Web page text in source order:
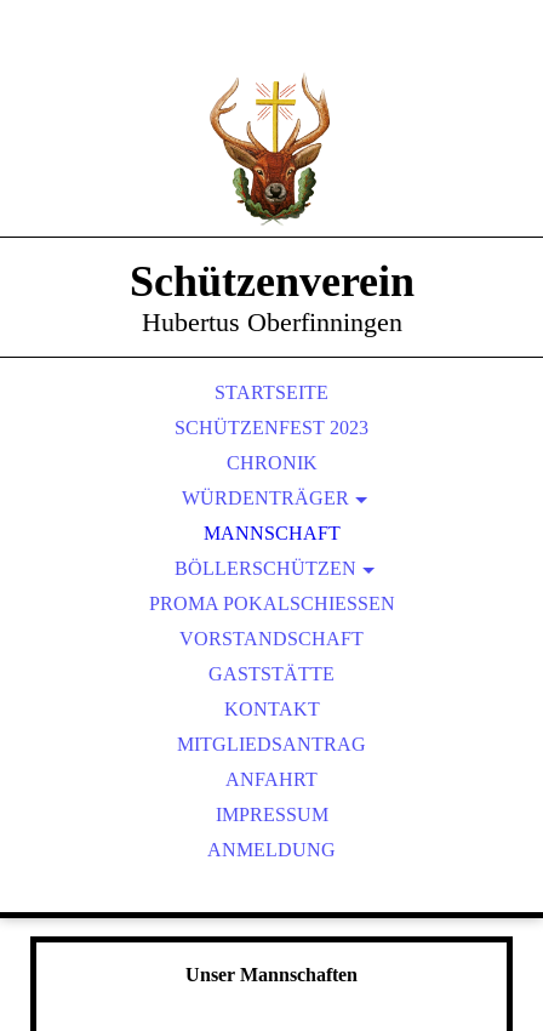
Schützenverein
Hubertus Oberfinningen
STARTSEITE
SCHÜTZENFEST 2023
CHRONIK
WÜRDENTRÄGER
SCHÜTZENKÖNIGE
VEREINSMEISTER
MANNSCHAFT
BÖLLERSCHÜTZEN
OKTOBERFEST & BÖLLERSCHIESSEN
BILDER HUBERTUSMESSE
VIDEO NEUJAHRSBÖLLERN
BILDER BÖLLER
PROMA POKALSCHIESSEN
VORSTANDSCHAFT
GASTSTÄTTE
KONTAKT
MITGLIEDSANTRAG
ANFAHRT
IMPRESSUM
ANMELDUNG
Unser Mannschaften